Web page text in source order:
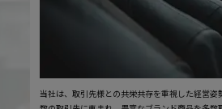
当社は、取引先様との共栄共存を重視した経営